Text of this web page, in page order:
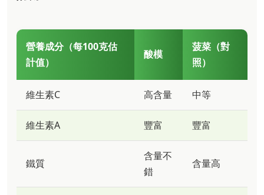
營養成分（每100克估
計值）
酸模
菠菜（對
照）
維生素C 高含量 中等
維生素A 豐富 豐富
鐵質
含量不
錯
含量高